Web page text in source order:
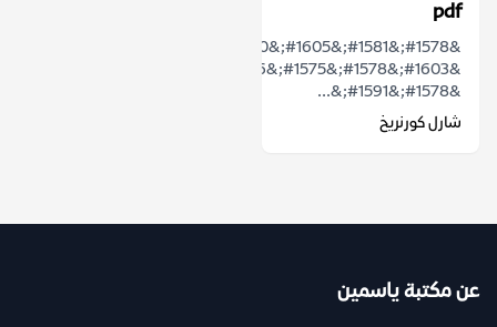
pdf
&#1578;&#1591;&...
شارل كورنريخ
عن مكتبة ياسمين